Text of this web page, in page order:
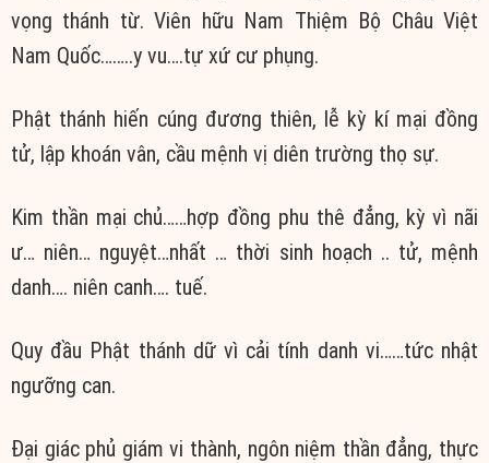
vọng thánh từ. Viên hữu Nam Thiệm Bộ Châu Việt
Nam Quốc……..y vu….tự xứ cư phụng.
Phật thánh hiến cúng đương thiên, lễ kỳ kí mại đồng
tử, lập khoán vân, cầu mệnh vị diên trường thọ sự.
Kim thần mại chủ……hợp đồng phu thê đẳng, kỳ vì nãi
ư… niên… nguyệt…nhất … thời sinh hoạch .. tử, mệnh
danh…. niên canh…. tuế.
Quy đầu Phật thánh dữ vì cải tính danh vi……tức nhật
ngưỡng can.
Đại giác phủ giám vi thành, ngôn niệm thần đẳng, thực